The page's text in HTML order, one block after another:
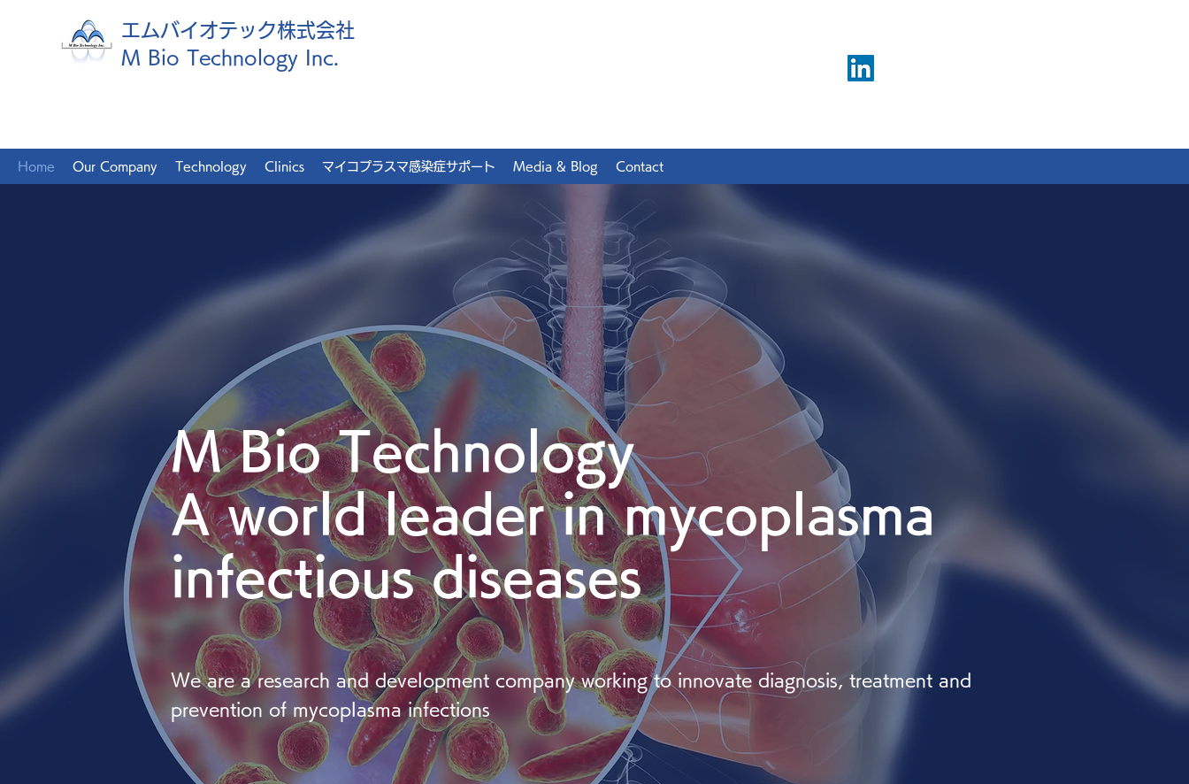
エムバイオテック株式会社
M Bio Technology Inc.
Home Our Company Technology Clinics マイコプラスマ感染症サポート Media & Blog Contact
M Bio Technology
A world leader inmycoplasma
infectious diseases
We are a research and development company working to innovate diagnosis, treatment and
prevention of mycoplasma infections